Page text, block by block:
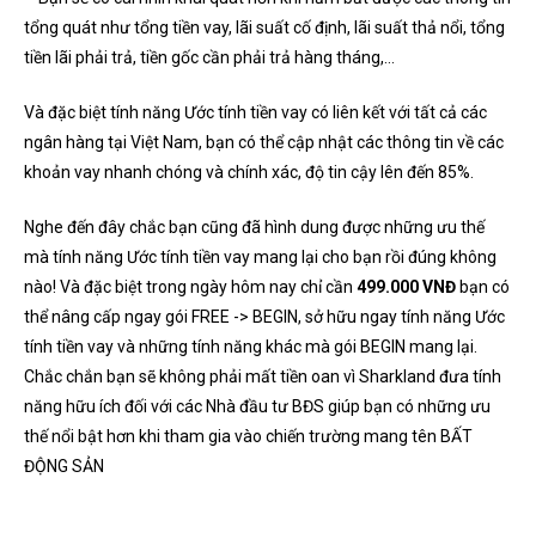
tổng quát như tổng tiền vay, lãi suất cố định, lãi suất thả nổi, tổng
tiền lãi phải trả, tiền gốc cần phải trả hàng tháng,…
Và đặc biệt tính năng Ước tính tiền vay có liên kết với tất cả các
ngân hàng tại Việt Nam, bạn có thể cập nhật các thông tin về các
khoản vay nhanh chóng và chính xác, độ tin cậy lên đến 85%.
Nghe đến đây chắc bạn cũng đã hình dung được những ưu thế
mà tính năng Ước tính tiền vay mang lại cho bạn rồi đúng không
nào! Và đặc biệt trong ngày hôm nay chỉ cần 499.000 VNĐ bạn có
thể nâng cấp ngay gói FREE -> BEGIN, sở hữu ngay tính năng Ước
tính tiền vay và những tính năng khác mà gói BEGIN mang lại.
Chắc chắn bạn sẽ không phải mất tiền oan vì Sharkland đưa tính
năng hữu ích đối với các Nhà đầu tư BĐS giúp bạn có những ưu
thế nổi bật hơn khi tham gia vào chiến trường mang tên BẤT
ĐỘNG SẢN